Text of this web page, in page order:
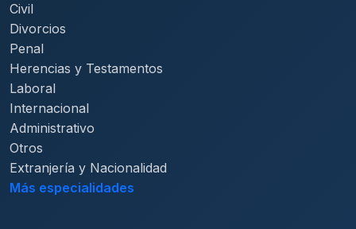
Civil
Divorcios
Penal
Herencias y Testamentos
Laboral
Internacional
Administrativo
Otros
Extranjería y Nacionalidad
Más especialidades